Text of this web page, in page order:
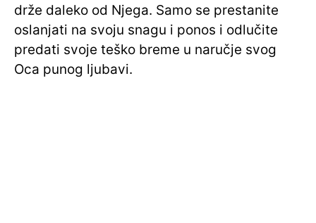
drže daleko od Njega. Samo se prestanite
oslanjati na svoju snagu i ponos i odlučite
predati svoje teško breme u naručje svog
Oca punog ljubavi.